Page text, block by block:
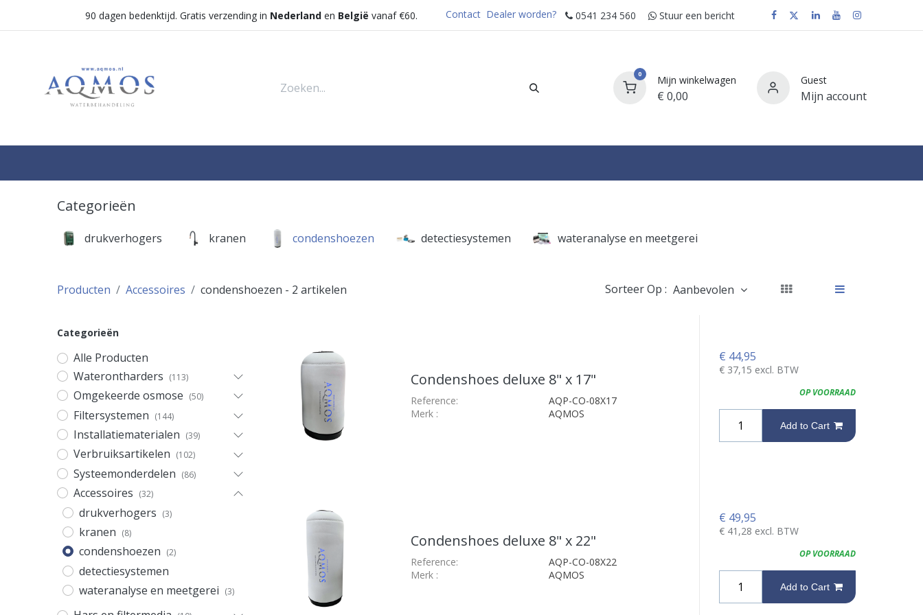
90 dagen bedenktijd. Gratis verzending in Nederlanden België vanaf €60. Contact Dealer worden? 0541 234 560 Stuur e​​​​en bericht
0 Mijn winkelwagen
€ 0,00
Guest
Mijn account
Categorieën
drukverhogers kranen condenshoezen detectiesystemen wateranalyse en meetgerei
Producten Accessoires condenshoezen - 2 artikelen Sorteer Op : Aanbevolen
Categorieën
Alle Producten
Waterontharders (113)
Omgekeerde osmose (50)
Filtersystemen (144)
Installatiematerialen (39)
Verbruiksartikelen (102)
Systeemonderdelen (86)
Accessoires (32)
drukverhogers (3)
kranen (8)
condenshoezen (2)
detectiesystemen
wateranalyse en meetgerei (3)
Condenshoes deluxe 8" x 17"
Reference:
AQP-CO-08X17
Merk : AQMOS
€ 44,95
€ 37,15 excl. BTW
OP VOORRAAD
Add to Cart
Condenshoes deluxe 8" x 22"
Reference:
AQP-CO-08X22
Merk : AQMOS
€ 49,95
€ 41,28 excl. BTW
OP VOORRAAD
Add to Cart